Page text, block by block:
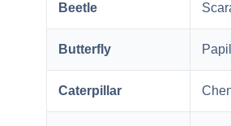
Beetle
Butterfly
Caterpillar